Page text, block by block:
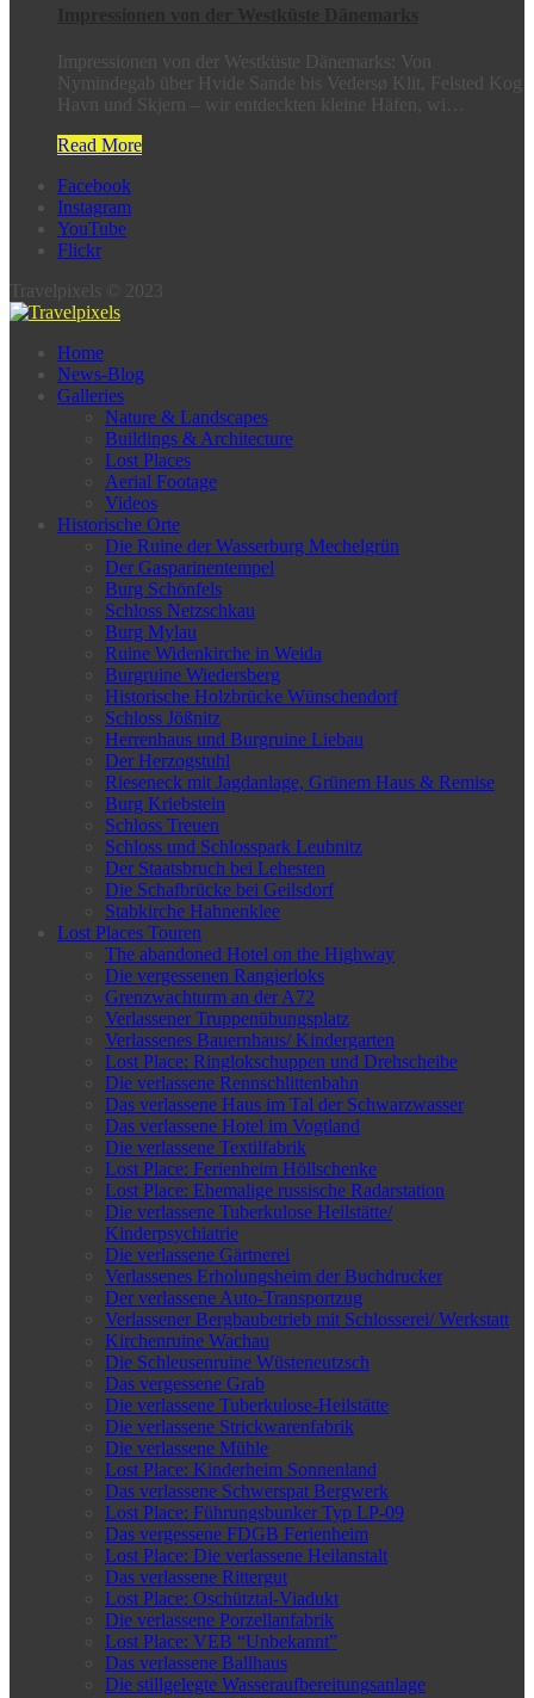
Impressionen von der Westküste Dänemarks: Von
Nymindegab über Hvide Sande bis Vedersø Klit, Felsted Kog
Havn und Skjern – wir entdeckten kleine Häfen, wi…
Read More
Facebook
Instagram
YouTube
Flickr
Travelpixels © 2023
Home
News-Blog
Galleries
Nature & Landscapes
Buildings & Architecture
Lost Places
Aerial Footage
Videos
Historische Orte
Die Ruine der Wasserburg Mechelgrün
Der Gasparinentempel
Burg Schönfels
Schloss Netzschkau
Burg Mylau
Ruine Widenkirche in Weida
Burgruine Wiedersberg
Historische Holzbrücke Wünschendorf
Schloss Jößnitz
Herrenhaus und Burgruine Liebau
Der Herzogstuhl
Rieseneck mit Jagdanlage, Grünem Haus & Remise
Burg Kriebstein
Schloss Treuen
Schloss und Schlosspark Leubnitz
Der Staatsbruch bei Lehesten
Die Schafbrücke bei Geilsdorf
Stabkirche Hahnenklee
Lost Places Touren
The abandoned Hotel on the Highway
Die vergessenen Rangierloks
Grenzwachturm an der A72
Verlassener Truppenübungsplatz
Verlassenes Bauernhaus/ Kindergarten
Lost Place: Ringlokschuppen und Drehscheibe
Die verlassene Rennschlittenbahn
Das verlassene Haus im Tal der Schwarzwasser
Das verlassene Hotel im Vogtland
Die verlassene Textilfabrik
Lost Place: Ferienheim Höllschenke
Lost Place: Ehemalige russische Radarstation
Die verlassene Tuberkulose Heilstätte/
Kinderpsychiatrie
Die verlassene Gärtnerei
Verlassenes Erholungsheim der Buchdrucker
Der verlassene Auto-Transportzug
Verlassener Bergbaubetrieb mit Schlosserei/ Werkstatt
Kirchenruine Wachau
Die Schleusenruine Wüsteneutzsch
Das vergessene Grab
Die verlassene Tuberkulose-Heilstätte
Die verlassene Strickwarenfabrik
Die verlassene Mühle
Lost Place: Kinderheim Sonnenland
Das verlassene Schwerspat Bergwerk
Lost Place: Führungsbunker Typ LP-09
Das vergessene FDGB Ferienheim
Lost Place: Die verlassene Heilanstalt
Das verlassene Rittergut
Lost Place: Oschütztal-Viadukt
Die verlassene Porzellanfabrik
Lost Place: VEB “Unbekannt”
Das verlassene Ballhaus
Die stillgelegte Wasseraufbereitungsanlage